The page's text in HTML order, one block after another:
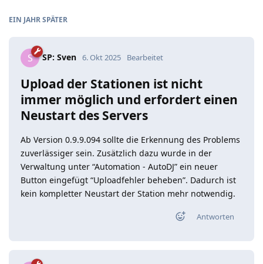
EIN JAHRSPÄTER
S SP: Sven 6. Okt 2025 Bearbeitet
Upload der Stationen ist nicht
immer möglich und erfordert einen
Neustart des Servers
Ab Version 0.9.9.094 sollte die Erkennung des Problems
zuverlässiger sein. Zusätzlich dazu wurde in der
Verwaltung unter “Automation - AutoDJ” ein neuer
Button eingefügt “Uploadfehler beheben”. Dadurch ist
kein kompletter Neustart der Station mehr notwendig.
Antworten